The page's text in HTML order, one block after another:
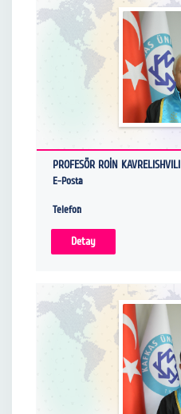
PROFESÖR ROİN KAVRELISHVILI
E-Posta
Telefon
Detay